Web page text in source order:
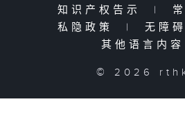
知识产权告示
|
私隐政策
| 无障
其他语言内容
© 2026